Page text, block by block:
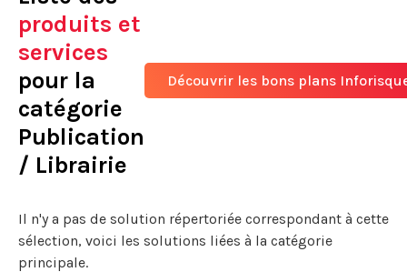
produits et
services
pour la
catégorie
Publication
/ Librairie
Découvrir les bons plans
Il n'y a pas de solution répertoriée correspondant à cette
sélection, voici les solutions liées à la catégorie
principale.